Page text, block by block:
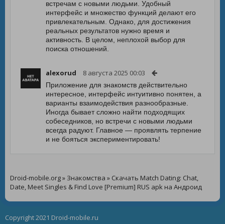
встречам с новыми людьми. Удобный
интерфейс и множество функций делают его
привлекательным. Однако, для достижения
реальных результатов нужно время и
активность. В целом, неплохой выбор для
поиска отношений.
alexorud 8 августа 2025 00:03
Приложение для знакомств действительно
интересное, интерфейс интуитивно понятен, а
варианты взаимодействия разнообразные.
Иногда бывает сложно найти подходящих
собеседников, но встречи с новыми людьми
всегда радуют. Главное — проявлять терпение
и не бояться экспериментировать!
Droid-mobile.org» Знакомства » Скачать Match Dating: Chat,
Date, Meet Singles & Find Love [Premium] RUS apk на Андроид
Copyright 2021 Droid-mobile.ru